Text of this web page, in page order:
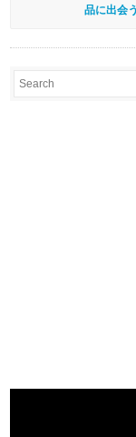
品に出会